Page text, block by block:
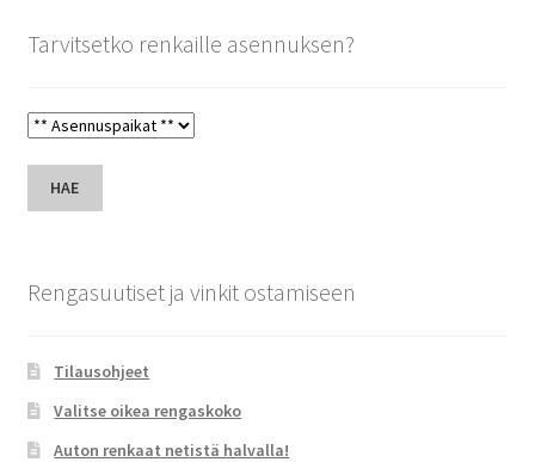
Tarvitsetko renkaille asennuksen?
HAE
Rengasuutiset ja vinkit ostamiseen
Tilausohjeet
Valitse oikea rengaskoko
Auton renkaat netistä halvalla!